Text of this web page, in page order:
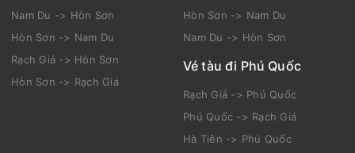
Nam Du -> Hòn Sơn
Hòn Sơn -> Nam Du
Rạch Giá -> Hòn Sơn
Hòn Sơn -> Rạch Giá
Hòn Sơn -> Nam Du
Nam Du -> Hòn Sơn
Vé tàu đi Phú Quốc
Rạch Giá -> Phú Quốc
Phú Quốc -> Rạch Giá
Hà Tiên -> Phú Quốc